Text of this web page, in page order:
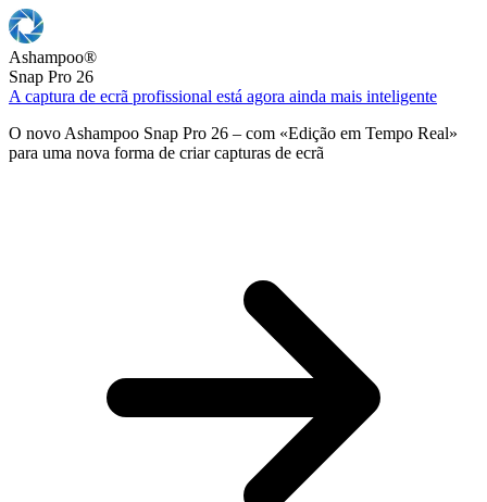
Ashampoo®
Snap Pro 26
A captura de ecrã profissional está agora ainda mais inteligente
O novo Ashampoo Snap Pro 26 – com «Edição em Tempo Real»
para uma nova forma de criar capturas de ecrã